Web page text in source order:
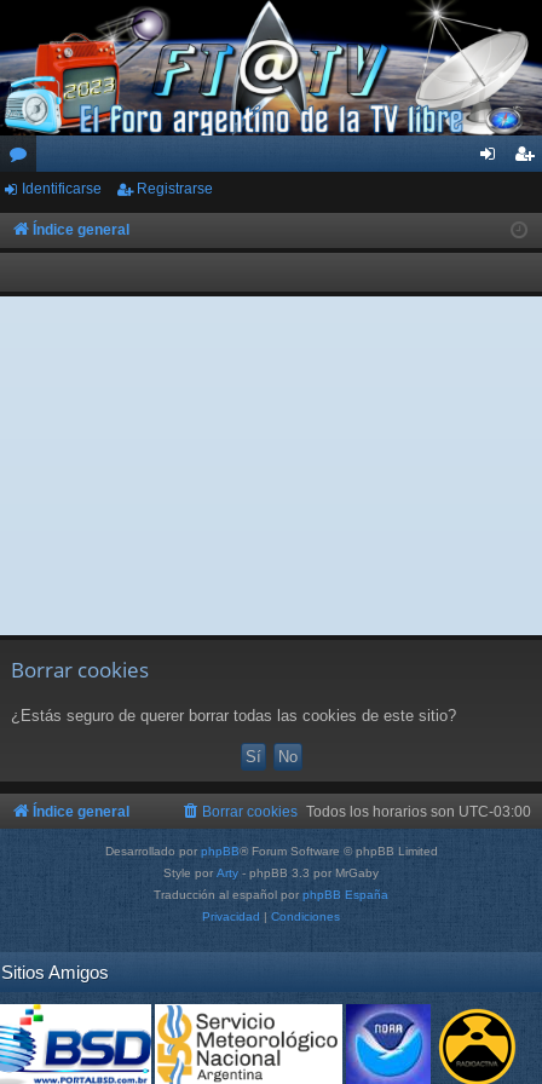
or
os
ar
ist
rs
Identificarse Registrarse
Índice general
Borrar cookies
¿Estás seguro de querer borrar todas las cookies de este sitio?
Índice general Todos los horarios son UTC-03:00
Borrar cookies
Desarrollado porphpBB® Forum Software © phpBB Limited
Style por Arty - phpBB 3.3 por MrGaby
Traducción al español por phpBB España
Privacidad | Condiciones
Sitios Amigos